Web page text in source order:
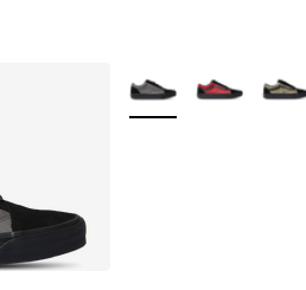
Plus de couleurs